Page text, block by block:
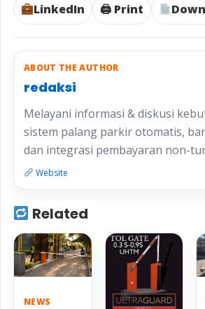
LinkedIn
🖨 Print
ABOUT THE AUTHOR
redaksi
Melayani informasi & diskusi
sistem palang parkir otomatis,
dan integrasi pembayaran non-
Website
Related
NEWS